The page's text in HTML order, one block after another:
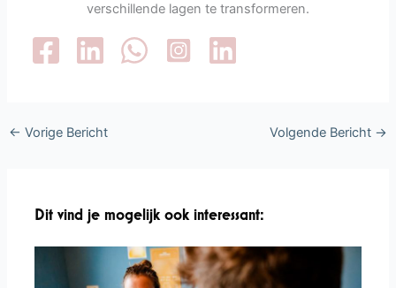
verschillende lagen te transformeren.
← Vorige Bericht Volgende Bericht →
Dit vind je mogelijk ook interessant: